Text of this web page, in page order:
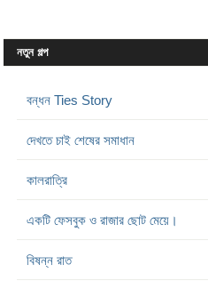
নতুন গল্প
বন্ধন Ties Story
দেখতে চাই শেষের সমাধান
কালরাত্রি
একটি ফেসবুক ও রাজার ছোট মেয়ে।
বিষন্ন রাত